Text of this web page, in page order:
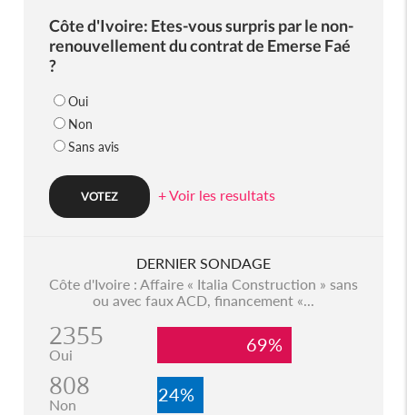
Côte d'Ivoire: Etes-vous surpris par le non-
renouvellement du contrat de Emerse Faé
?
Oui
Non
Sans avis
+ Voir les resultats
DERNIER SONDAGE
Côte d'Ivoire : Affaire « Italia Construction » sans
ou avec faux ACD, financement «...
2355
Oui 69%
808
Non 24%